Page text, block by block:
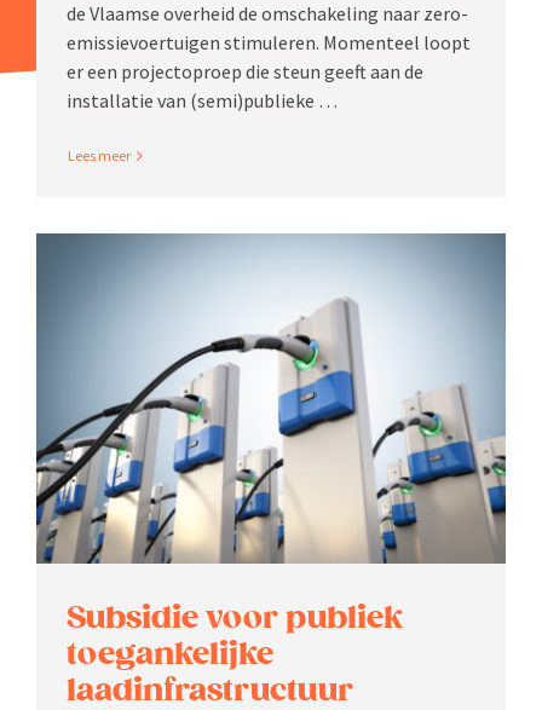
de Vlaamse overheid de omscha­keling naar zero-
emissie­voer­tuigen stimu­leren. Momenteel loopt
er een projec­toproep die steun geeft aan de
instal­latie van (semi)publieke …
Read More
Subsidie voor publiek
toegan­ke­lijke
laadinfrastructuur